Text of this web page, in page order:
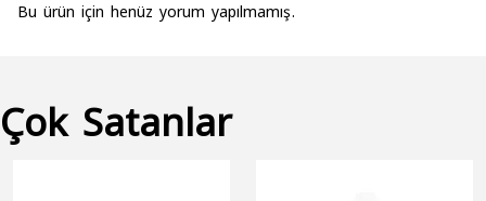
Bu ürün için henüz yorum yapılmamış.
Çok Satanlar